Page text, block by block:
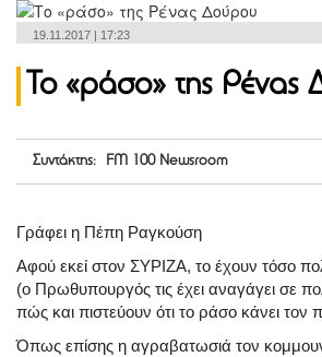
19.11.2017 | 17:23
Το «ράσο» της Ρένας
Συντάκτης: FM 100 Newsroom
Γράφει η Πέπη Ραγκούση
Αφού εκεί στον ΣΥΡΙΖΑ, το έχουν τόσο
(ο Πρωθυπουργός τις έχει αναγάγει σε
πώς και πιστεύουν ότι το ράσο κάνει τον
Όπως επίσης η αγραβατωσιά τον